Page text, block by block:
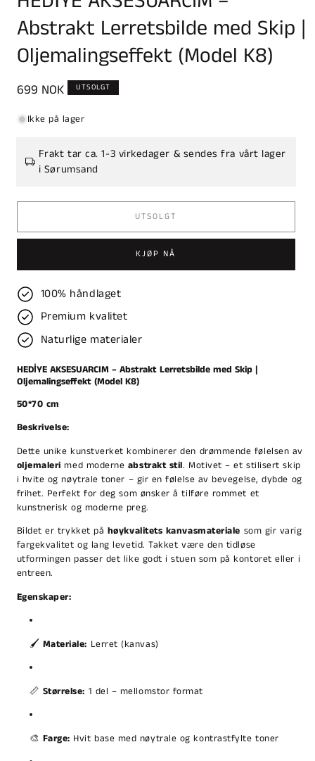
Abstrakt Lerretsbilde med Skip |
Oljemalingseffekt (Model K8)
Vanlig
699 NOK UTSOLGT
Ikke på lager
Frakt tar ca. 1-3 virkedager & sendes fra vårt lager
i Sørumsand
UTSOLGT
KJØP NÅ
100% håndlaget
Premium kvalitet
Naturlige materialer
HEDİYE AKSESUARCIM – Abstrakt Lerretsbilde med Skip |
Oljemalingseffekt (Model K8)
50*70 cm
Beskrivelse:
Dette unike kunstverket kombinerer den drømmende følelsen av
oljemaleri med moderne abstrakt stil. Motivet – et stilisert skip
i hvite og nøytrale toner – gir en følelse av bevegelse, dybde og
frihet. Perfekt for deg som ønsker å tilføre rommet et
kunstnerisk og moderne preg.
Bildet er trykket på høykvalitets kanvasmateriale som gir varig
fargekvalitet og lang levetid. Takket være den tidløse
utformingen passer det like godt i stuen som på kontoret eller i
entreen.
Egenskaper:
🖌️ Materiale: Lerret (kanvas)
📏 Størrelse: 1 del – mellomstor format
🎨 Farge: Hvit base med nøytrale og kontrastfylte toner